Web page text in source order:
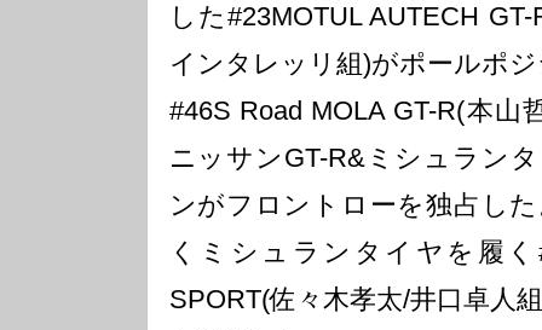
した#23MOTUL AUTECH
インタレッリ組)がポールポ
#46S Road MOLA GT-R(本
ニッサンGT-R&ミシュラン
ンがフロントローを独占し
くミシュランタイヤを履く
SPORT(佐々木孝太/井口卓人